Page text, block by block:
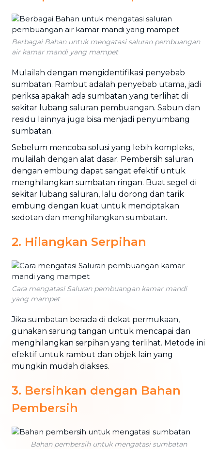
Berbagai Bahan untuk mengatasi saluran pembuangan
air kamar mandi yang mampet
Mulailah dengan mengidentifikasi penyebab
sumbatan. Rambut adalah penyebab utama, jadi
periksa apakah ada sumbatan yang terlihat di
sekitar lubang saluran pembuangan. Sabun dan
residu lainnya juga bisa menjadi penyumbang
sumbatan.
Sebelum mencoba solusi yang lebih kompleks,
mulailah dengan alat dasar. Pembersih saluran
dengan embung dapat sangat efektif untuk
menghilangkan sumbatan ringan. Buat segel di
sekitar lubang saluran, lalu dorong dan tarik
embung dengan kuat untuk menciptakan
sedotan dan menghilangkan sumbatan.
2. Hilangkan Serpihan
Cara mengatasi Saluran pembuangan kamar mandi
yang mampet
Jika sumbatan berada di dekat permukaan,
gunakan sarung tangan untuk mencapai dan
menghilangkan serpihan yang terlihat. Metode ini
efektif untuk rambut dan objek lain yang
mungkin mudah diakses.
3. Bersihkan dengan Bahan
Pembersih
Bahan pembersih untuk mengatasi sumbatan